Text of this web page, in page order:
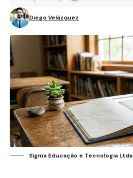
Diego Velázquez
Sigma Educação e Tecnologia Ltda